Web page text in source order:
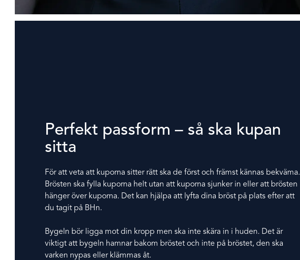
Perfekt passform – så ska kupan
sitta
För att veta att kuporna sitter rätt ska de först och främst kännas bekväma.
Brösten ska fylla kuporna helt utan att kuporna sjunker in eller att brösten
hänger över kuporna. Det kan hjälpa att lyfta dina bröst på plats efter att
du tagit på BHn.
Bygeln bör ligga mot din kropp men ska inte skära in i huden. Det är
viktigt att bygeln hamnar bakom bröstet och inte på bröstet, den ska
varken nypas eller klämmas åt.